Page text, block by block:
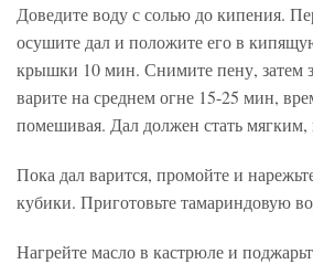
Доведите воду с солью до кипения.
осушите дал и положите его в
крышки 10 мин. Снимите пену, затем
варите на среднем огне 15-25 мин,
помешивая. Дал должен стать
Пока дал варится, промойте и
кубики. Приготовьте тамариндовую
Нагрейте масло в кастрюле и